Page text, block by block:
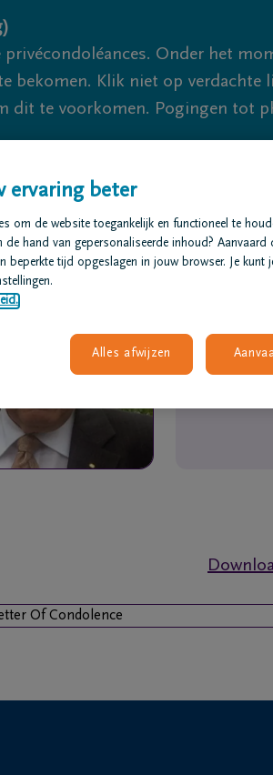
Onder het
bekomen. Klik niet op
dit te voorkomen. Pogingen tot
13 26Maasmechelen
Ons uitvaartcentrum
ervaring beter
om de website toegankelijk en functioneel te
hand van gepersonaliseerde inhoud? Aanvaard
beperkte tijd opgeslagen in jouw browser. Je kunt
Alles afwijzen